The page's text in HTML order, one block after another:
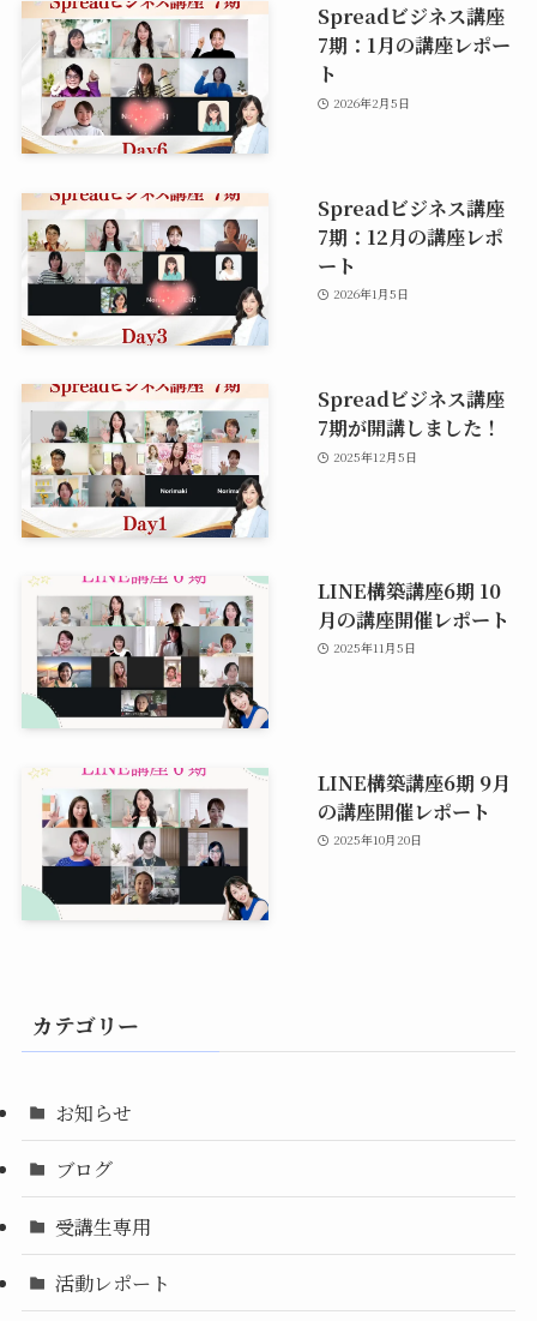
Spreadビジネス講座
7期：1月の講座レポー
ト
2026年2月5日
Spreadビジネス講座
7期：12月の講座レポ
ート
2026年1月5日
Spreadビジネス講座
7期が開講しました！
2025年12月5日
LINE構築講座6期 10
月の講座開催レポート
2025年11月5日
LINE構築講座6期 9月
の講座開催レポート
2025年10月20日
カテゴリー
お知らせ
ブログ
受講生専用
活動レポート